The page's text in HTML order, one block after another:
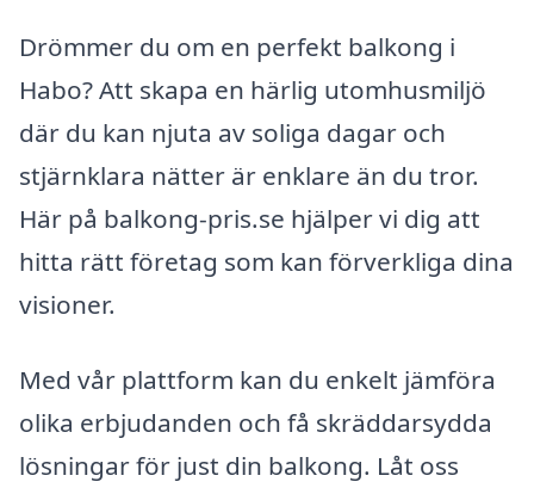
Drömmer du om en perfekt balkong i
Habo? Att skapa en härlig utomhusmiljö
där du kan njuta av soliga dagar och
stjärnklara nätter är enklare än du tror.
Här på balkong-pris.se hjälper vi dig att
hitta rätt företag som kan förverkliga dina
visioner.
Med vår plattform kan du enkelt jämföra
olika erbjudanden och få skräddarsydda
lösningar för just din balkong. Låt oss